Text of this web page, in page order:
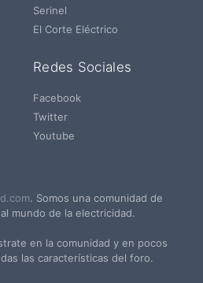
Serinel
El Corte Eléctrico
Redes Sociales
Facebook
Twitter
Youtube
. Somos una comunidad de
mundo de la electricidad.
en la comunidad y en pocos
las características del foro.